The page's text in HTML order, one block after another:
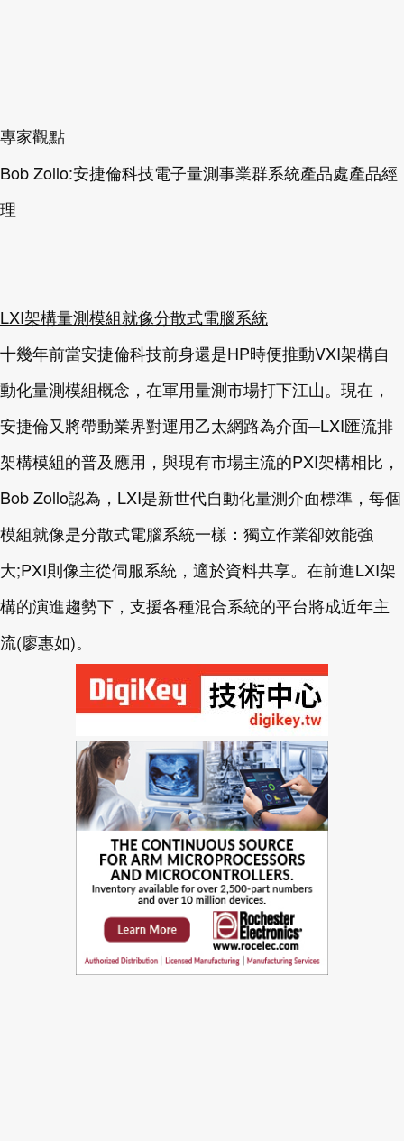
專家觀點
Bob Zollo:安捷倫科技電子量測事業群系統產品處產品經
理
LXI架構量測模組就像分散式電腦系統
十幾年前當安捷倫科技前身還是HP時便推動VXI架構自
動化量測模組概念，在軍用量測市場打下江山。現在，
安捷倫又將帶動業界對運用乙太網路為介面─LXI匯流排
架構模組的普及應用，與現有市場主流的PXI架構相比，
Bob Zollo認為，LXI是新世代自動化量測介面標準，每個
模組就像是分散式電腦系統一樣：獨立作業卻效能強
大;PXI則像主從伺服系統，適於資料共享。在前進LXI架
構的演進趨勢下，支援各種混合系統的平台將成近年主
流(廖惠如)。